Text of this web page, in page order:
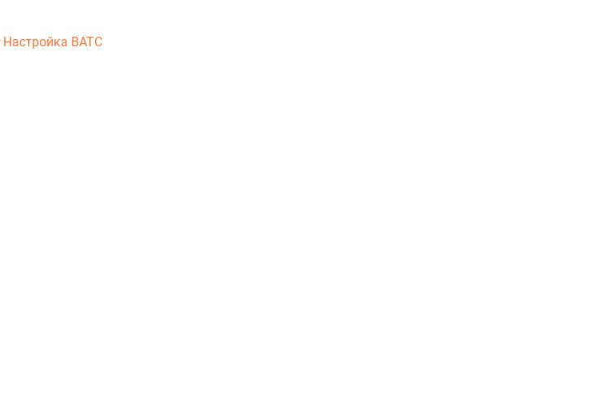
Настройка ВАТС